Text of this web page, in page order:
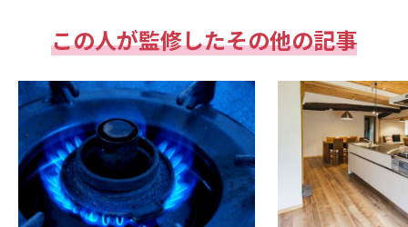
この人が監修したその他の記事